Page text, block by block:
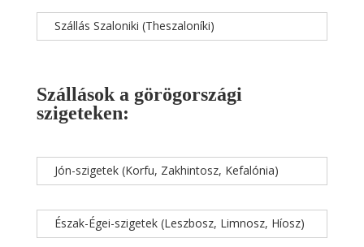
Szállás Szaloniki (Theszaloníki)
Szállások a görögországi
szigeteken:
Jón-szigetek (Korfu, Zakhintosz, Kefalónia)
Észak-Égei-szigetek (Leszbosz, Limnosz, Híosz)